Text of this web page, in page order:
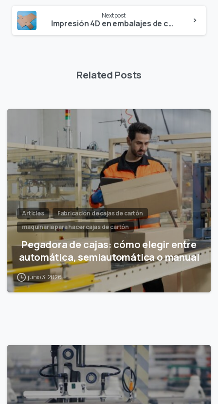
Next post
Impresión 4D en embalajes de cartón
Related Posts
Articles
Fabricación de cajas de cartón
maquinaria para hacer cajas de cartón
Pegadora de cajas: cómo elegir entre
automática, semiautomática o manual
junio 3, 2026